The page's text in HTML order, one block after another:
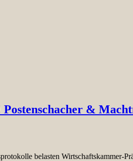
&
belasten Wirtschaftskammer-